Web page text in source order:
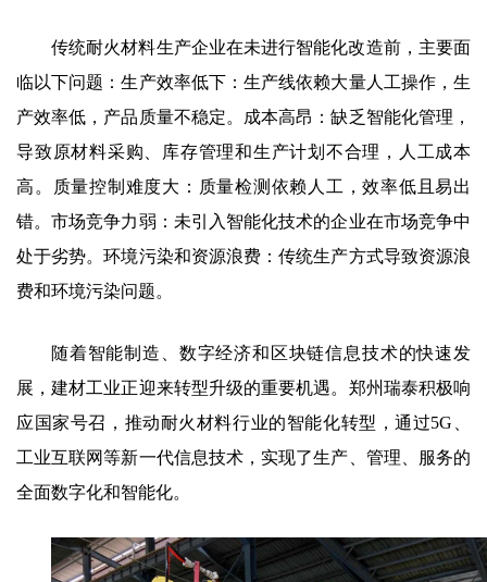
传统耐火材料生产企业在未进行智能化改造前，主要面
临以下问题：生产效率低下：生产线依赖大量人工操作，生
产效率低，产品质量不稳定。成本高昂：缺乏智能化管理，
导致原材料采购、库存管理和生产计划不合理，人工成本
高。质量控制难度大：质量检测依赖人工，效率低且易出
错。市场竞争力弱：未引入智能化技术的企业在市场竞争中
处于劣势。环境污染和资源浪费：传统生产方式导致资源浪
费和环境污染问题。
随着智能制造、数字经济和区块链信息技术的快速发
展，建材工业正迎来转型升级的重要机遇。郑州瑞泰积极响
应国家号召，推动耐火材料行业的智能化转型，通过5G、
工业互联网等新一代信息技术，实现了生产、管理、服务的
全面数字化和智能化。